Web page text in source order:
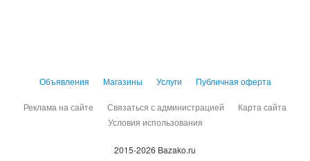
Объявления Магазины Услуги Публичная оферта
Реклама на сайте Связаться с администрацией
Карта сайта
Условия использования
2015-2026 Bazako.ru